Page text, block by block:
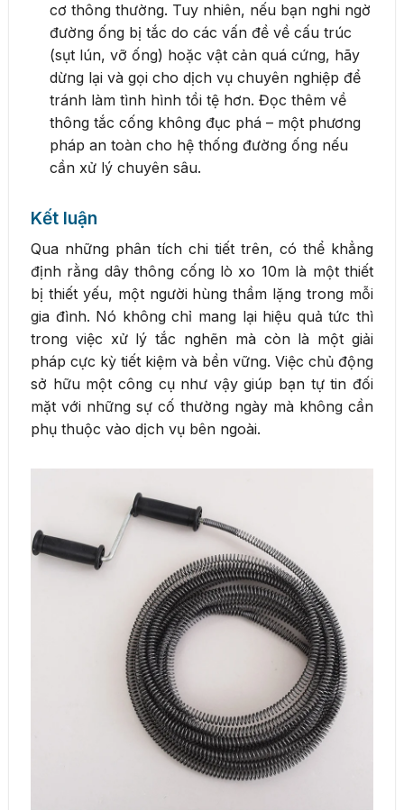
cơ thông thường. Tuy nhiên, nếu bạn nghi ngờ
đường ống bị tắc do các vấn đề về cấu trúc
(sụt lún, vỡ ống) hoặc vật cản quá cứng, hãy
dừng lại và gọi cho dịch vụ chuyên nghiệp để
tránh làm tình hình tồi tệ hơn. Đọc thêm về
thông tắc cống không đục phá – một phương
pháp an toàn cho hệ thống đường ống nếu
cần xử lý chuyên sâu.
Kết luận
Qua những phân tích chi tiết trên, có thể khẳng
định rằng dây thông cống lò xo 10m là một thiết
bị thiết yếu, một người hùng thầm lặng trong mỗi
gia đình. Nó không chỉ mang lại hiệu quả tức thì
trong việc xử lý tắc nghẽn mà còn là một giải
pháp cực kỳ tiết kiệm và bền vững. Việc chủ động
sở hữu một công cụ như vậy giúp bạn tự tin đối
mặt với những sự cố thường ngày mà không cần
phụ thuộc vào dịch vụ bên ngoài.